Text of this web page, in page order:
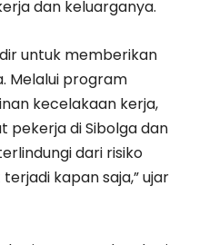
dan keluarganya.
untuk memberikan
Melalui program
kecelakaan kerja,
pekerja di Sibolga dan
dari risiko
kapan saja,” ujar